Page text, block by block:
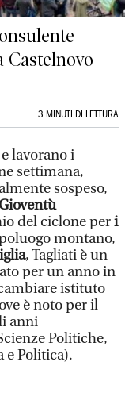
Castelnovo
3 MINUTI DI LETTURA
lavorano i
settimana,
sospeso,
del ciclone peri
montano,
, Tagliati è un
per un anno in
istituto
è noto per il
anni
Politiche,
e Politica).